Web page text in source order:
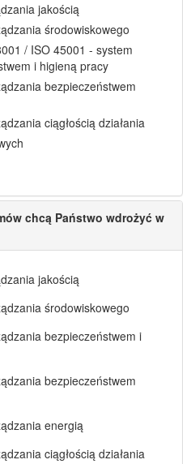
jakością
środowiskowego
/ ISO 45001 - system
i higieną pracy
bezpieczeństwem
ciągłością działania
chcą Państwo wdrożyć w
jakością
środowiskowego
bezpieczeństwem i
bezpieczeństwem
energią
ciągłością działania